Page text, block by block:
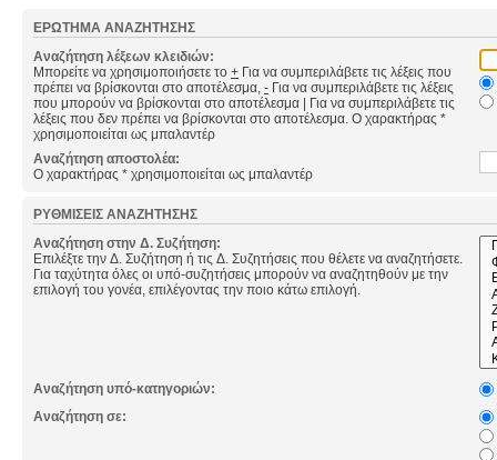
ΕΡΏΤΗΜΑ ΑΝΑΖΉΤΗΣΗΣ
Αναζήτηση λέξεων κλειδιών:
Μπορείτε να χρησιμοποιήσετε το + Για να συμπεριλάβετε τις λέξεις που
πρέπει να βρίσκονται στο αποτέλεσμα, - Για να συμπεριλάβετε τις λέξεις
που μπορούν να βρίσκονται στο αποτέλεσμα | Για να συμπεριλάβετε τις
λέξεις που δεν πρέπει να βρίσκονται στο αποτέλεσμα. Ο χαρακτήρας *
χρησιμοποιείται ως μπαλαντέρ
Αναζήτηση αποστολέα:
Ο χαρακτήρας * χρησιμοποιείται ως μπαλαντέρ
ΡΥΘΜΊΣΕΙΣ ΑΝΑΖΉΤΗΣΗΣ
Αναζήτηση στην Δ. Συζήτηση:
Επιλέξτε την Δ. Συζήτηση ή τις Δ. Συζητήσεις που θέλετε να αναζητήσετε.
Για ταχύτητα όλες οι υπό-συζητήσεις μπορούν να αναζητηθούν με την
επιλογή του γονέα, επιλέγοντας την ποιο κάτω επιλογή.
Αναζήτηση υπό-κατηγοριών:
Αναζήτηση σε: